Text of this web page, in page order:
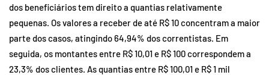
dos beneficiários tem direito a quantias relativamente
pequenas. Os valores a receber de até R$ 10 concentram a maior
parte dos casos, atingindo 64,94% dos correntistas. Em
seguida, os montantes entre R$ 10,01 e R$ 100 correspondem a
23,3% dos clientes. As quantias entre R$ 100,01 e R$ 1 mil